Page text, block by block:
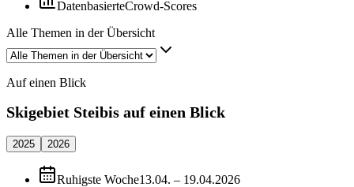
DatenbasierteCrowd-Scores
Alle Themen in der Übersicht
Auf einen Blick
Skigebiet Steibis auf einen Blick
2025 2026
Ruhigste Woche13.04. – 19.04.2026